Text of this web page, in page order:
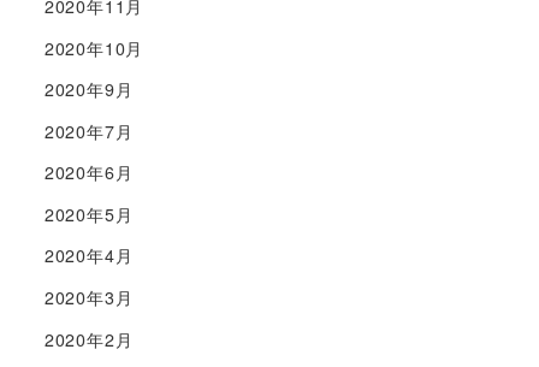
2020年11月
2020年10月
2020年9月
2020年7月
2020年6月
2020年5月
2020年4月
2020年3月
2020年2月